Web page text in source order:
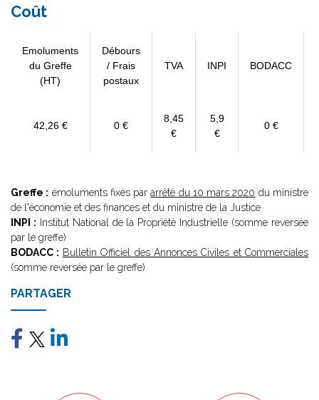
Coût
Emoluments
du Greffe
(HT)
Débours
/ Frais
postaux
TVA INPI BODACC
42,26 € 0 €
8,45
€
5,9
€
0 €
Greffe : émoluments fixés pararrêté du 10 mars 2020 du ministre
de l'économie et des finances et du ministre de la Justice
INPI : Institut National de la Propriété Industrielle (somme reversée
par le greffe)
BODACC : Bulletin Officiel des Annonces Civiles et Commerciales
(somme reversée par le greffe)
PARTAGER